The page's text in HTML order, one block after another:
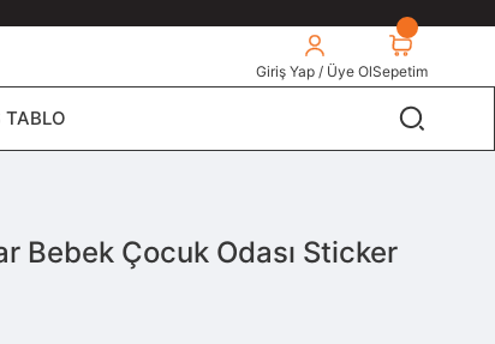
Giriş Yap / Üye OlSepetim
TABLO
Bebek Çocuk Odası Sticker